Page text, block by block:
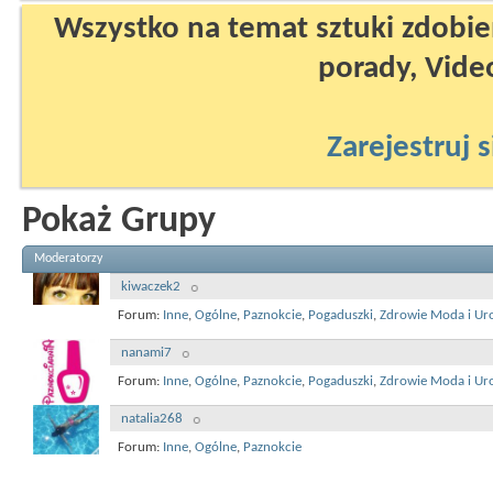
Wszystko na temat sztuki
porady,
Zarejestruj
Pokaż Grupy
Moderatorzy
kiwaczek2
Forum: Inne, Ogólne, Paznokcie, Pogaduszki, Zdrowie Moda i
nanami7
Forum: Inne, Ogólne, Paznokcie, Pogaduszki, Zdrowie Moda i
natalia268
Forum: Inne, Ogólne, Paznokcie